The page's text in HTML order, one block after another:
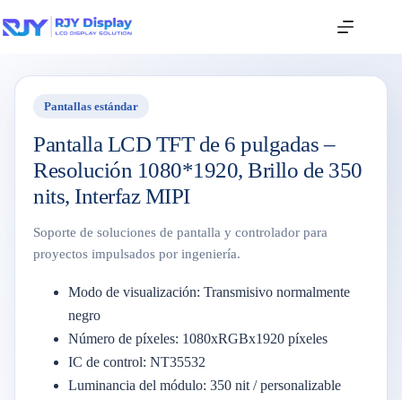
Pantallas estándar
Pantalla LCD TFT de 6 pulgadas –
Resolución 1080*1920, Brillo de 350
nits, Interfaz MIPI
Soporte de soluciones de pantalla y controlador para
proyectos impulsados por ingeniería.
Modo de visualización: Transmisivo normalmente
negro
Número de píxeles: 1080xRGBx1920 píxeles
IC de control: NT35532
Luminancia del módulo: 350 nit / personalizable